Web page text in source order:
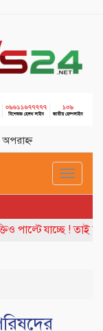
Toggle
যাচ্ছে ! তাই